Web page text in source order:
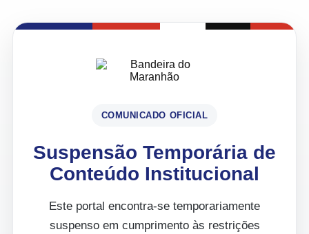
COMUNICADO OFICIAL
Suspensão Temporária de
Conteúdo Institucional
Este portal encontra-se temporariamente
suspenso em cumprimento às restrições